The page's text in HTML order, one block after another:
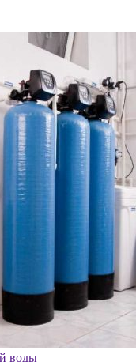
воды